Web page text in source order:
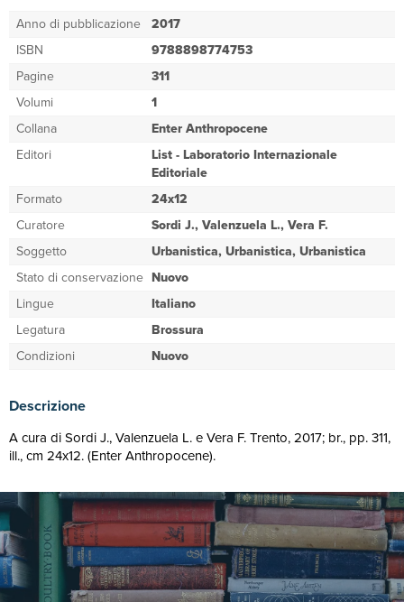
Anno di pubblicazione 2017
ISBN
9788898774753
Pagine
311
Volumi
1
Collana
Enter Anthropocene
Editori
List - Laboratorio Internazionale
Editoriale
Formato
24x12
Curatore
Sordi J., Valenzuela L., Vera F.
Soggetto
Urbanistica, Urbanistica, Urbanistica
Stato di conservazione Nuovo
Lingue
Italiano
Legatura
Brossura
Condizioni
Nuovo
Descrizione
A cura di Sordi J., Valenzuela L. e Vera F. Trento, 2017; br., pp. 311,
ill., cm 24x12. (Enter Anthropocene).